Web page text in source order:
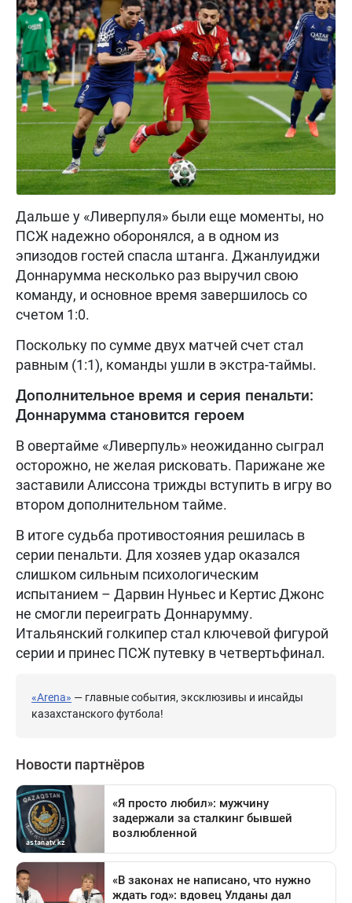
Дальше у «Ливерпуля» были еще моменты, но
ПСЖ надежно оборонялся, а в одном из
эпизодов гостей спасла штанга. Джанлуиджи
Доннарумма несколько раз выручил свою
команду, и основное время завершилось со
счетом 1:0.
Поскольку по сумме двух матчей счет стал
равным (1:1), команды ушли в экстра-таймы.
Дополнительное время и серия пенальти:
Доннарумма становится героем
В овертайме «Ливерпуль» неожиданно сыграл
осторожно, не желая рисковать. Парижане же
заставили Алиссона трижды вступить в игру во
втором дополнительном тайме.
В итоге судьба противостояния решилась в
серии пенальти. Для хозяев удар оказался
слишком сильным психологическим
испытанием – Дарвин Нуньес и Кертис Джонс
не смогли переиграть Доннарумму.
Итальянский голкипер стал ключевой фигурой
серии и принес ПСЖ путевку в четвертьфинал.
«Arena» — главные события, эксклюзивы и инсайды
казахстанского футбола!